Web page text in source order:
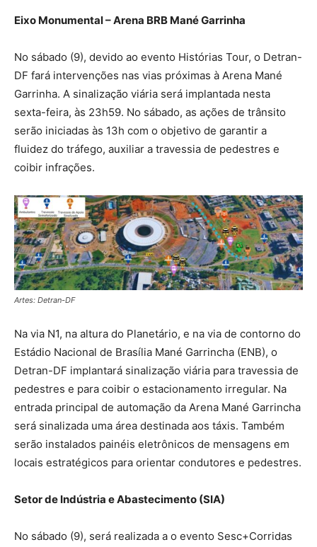
Eixo Monumental – Arena BRB Mané Garrinha
No sábado (9), devido ao evento Histórias Tour, o Detran-
DF fará intervenções nas vias próximas à Arena Mané
Garrinha. A sinalização viária será implantada nesta
sexta-feira, às 23h59. No sábado, as ações de trânsito
serão iniciadas às 13h com o objetivo de garantir a
fluidez do tráfego, auxiliar a travessia de pedestres e
coibir infrações.
Artes: Detran-DF
Na via N1, na altura do Planetário, e na via de contorno do
Estádio Nacional de Brasília Mané Garrincha (ENB), o
Detran-DF implantará sinalização viária para travessia de
pedestres e para coibir o estacionamento irregular. Na
entrada principal de automação da Arena Mané Garrincha
será sinalizada uma área destinada aos táxis. Também
serão instalados painéis eletrônicos de mensagens em
locais estratégicos para orientar condutores e pedestres.
Setor de Indústria e Abastecimento (SIA)
No sábado (9), será realizada a o evento Sesc+Corridas